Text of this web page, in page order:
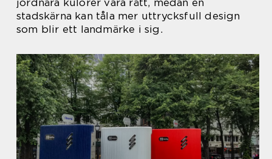
jordnära kulörer vara rätt, medan en
stadskärna kan tåla mer uttrycksfull design
som blir ett landmärke i sig.